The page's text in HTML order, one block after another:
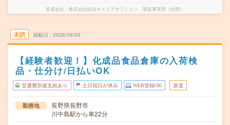
派遣会社 株式会社綜合キャリアオプション 製造事業部（全国）
未読 掲載日 2026/08/05
【経験者歓迎！】化成品食品倉庫の入荷検
品・仕分け/日払いOK
交通費別途支給あり 土日祝日が休み WEB登録OK 派遣
勤務地
長野県長野市
川中島駅から車22分